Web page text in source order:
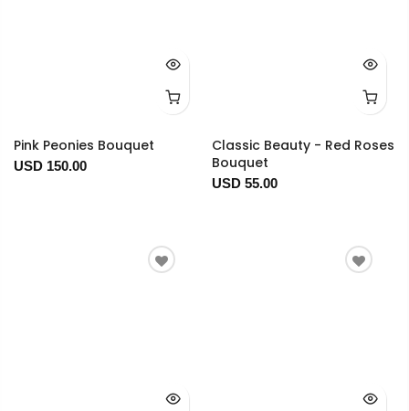
Pink Peonies Bouquet
USD 150.00
Classic Beauty - Red Roses
Bouquet
USD 55.00